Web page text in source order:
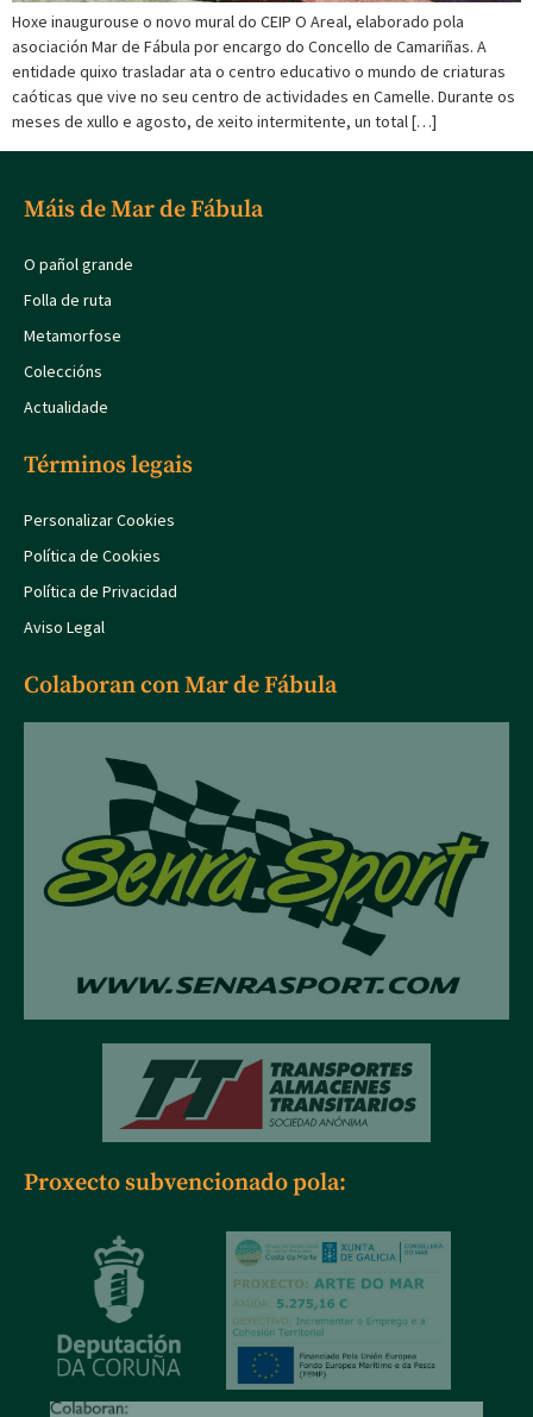
Hoxe inaugurouse o novo mural do CEIP O Areal, elaborado pola
asociación Mar de Fábula por encargo do Concello de Camariñas. A
entidade quixo trasladar ata o centro educativo o mundo de criaturas
caóticas que vive no seu centro de actividades en Camelle. Durante os
meses de xullo e agosto, de xeito intermitente, un total […]
Máis de Mar de Fábula
O pañol grande
Folla de ruta
Metamorfose
Coleccións
Actualidade
Términos legais
Personalizar Cookies
Política de Cookies
Política de Privacidad
Aviso Legal
Colaboran con Mar de Fábula
Proxecto subvencionado pola: